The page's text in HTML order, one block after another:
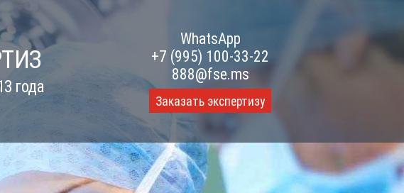
года
WhatsApp
+7 (995) 100-33-22
888@fse.ms
Заказать экспертизу